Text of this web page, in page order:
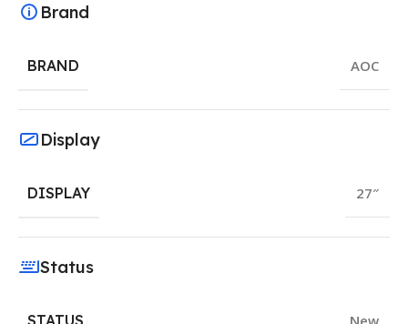
Brand
BRAND AOC
Display
DISPLAY 27″
Status
STATUS New